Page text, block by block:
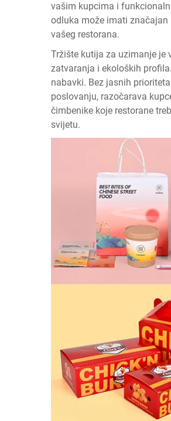
vašim kupcima i
odluka može imati značajan
vašeg restorana.
Tržište kutija za uzimanje je
zatvaranja i ekoloških
nabavki. Bez jasnih
poslovanju, razočarava
čimbenike koje restorane
svijetu.